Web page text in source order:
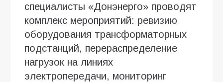
специалисты «Донэнерго» проводят
комплекс мероприятий: ревизию
оборудования трансформаторных
подстанций, перераспределение
нагрузок на линиях
электропередачи, мониторинг